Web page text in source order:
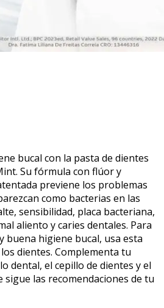
bucal con la pasta de dientes
Su fórmula con flúor y
previene los problemas
como bacterias en las
sensibilidad, placa bacteriana,
aliento y caries dentales. Para
buena higiene bucal, usa esta
dientes. Complementa tu
dental, el cepillo de dientes y el
sigue las recomendaciones de tu